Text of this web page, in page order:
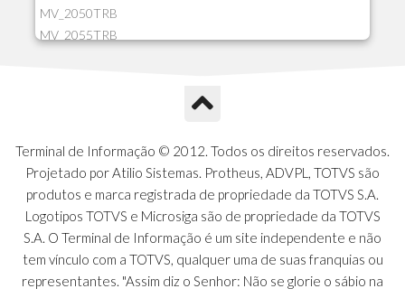
MV_2050TRB
MV_2055TRB
MV_2GNOINC
MV_320SLD
MV_325PMDA
MV_330ATCM
MV_340LOCK
MV_3DUPREF
MV_5CLIFOR
Terminal de Informação © 2012. Todos os direitos reservados.
Projetado por Atilio Sistemas. Protheus, ADVPL, TOTVS são
produtos e marca registrada de propriedade da TOTVS S.A.
Logotipos TOTVS e Microsiga são de propriedade da TOTVS
S.A. O Terminal de Informação é um site independente e não
tem vínculo com a TOTVS, qualquer uma de suas franquias ou
representantes. "Assim diz o Senhor: Não se glorie o sábio na